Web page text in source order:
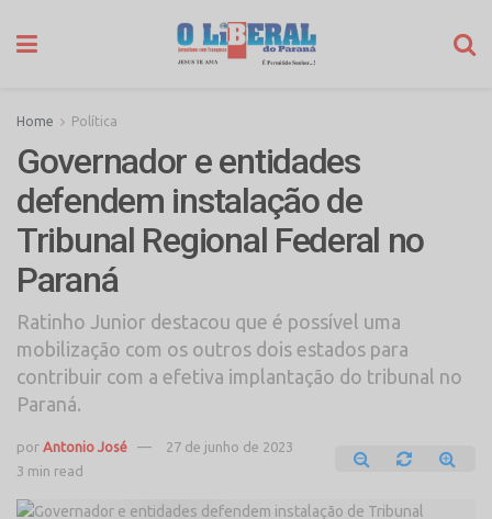
Home Política
Governador e entidades
defendem instalação de
Tribunal Regional Federal no
Paraná
Ratinho Junior destacou que é possível uma
mobilização com os outros dois estados para
contribuir com a efetiva implantação do tribunal no
Paraná.
por Antonio José
27 de junho de 2023
3 min read